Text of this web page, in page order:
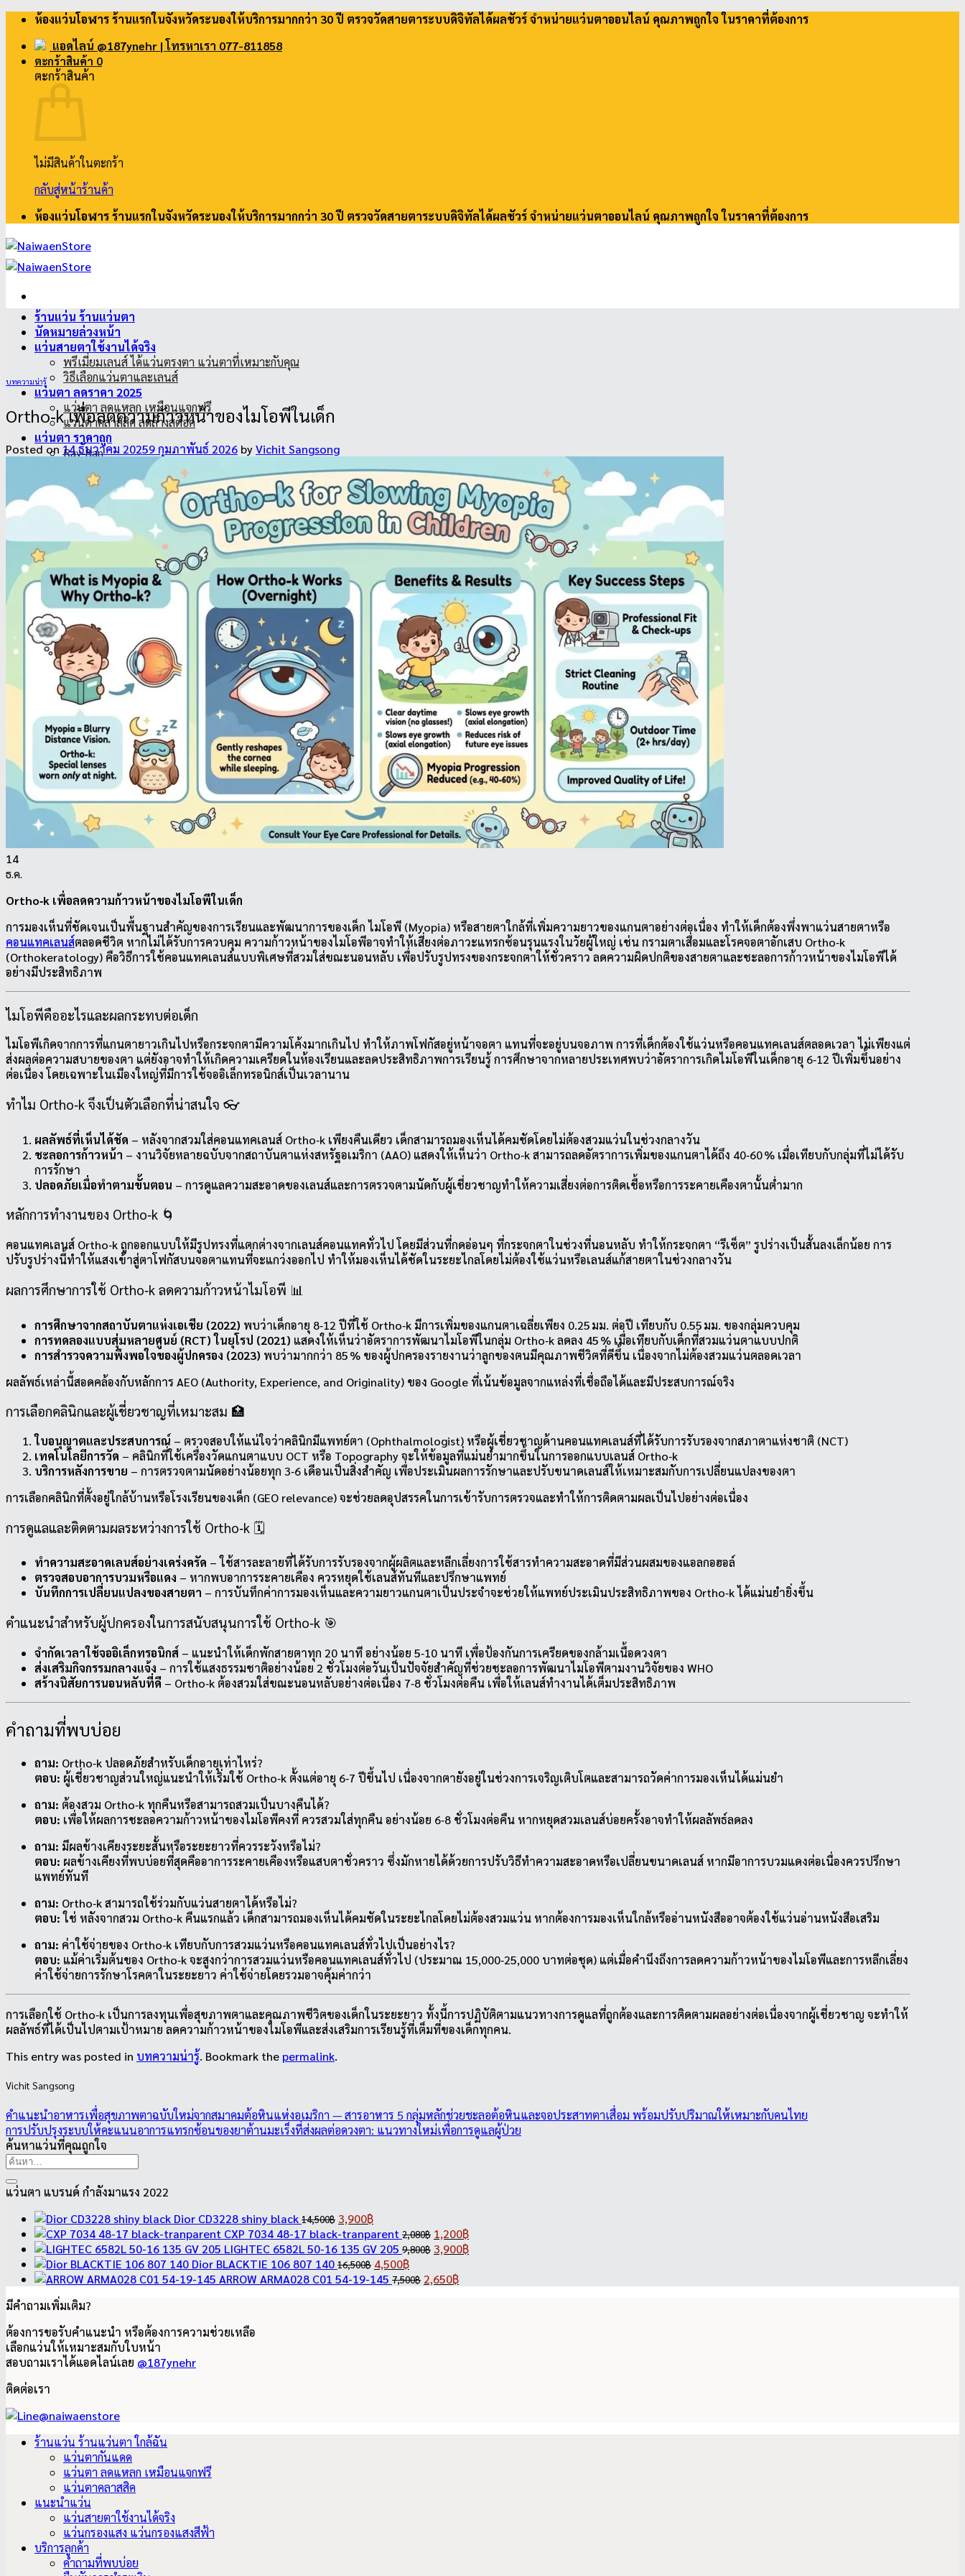
ข้าม
เนื้อหา
ห้องแว่นโอฬาร ร้านแรกในจังหวัดระนองให้บริการมากกว่า 30 ปี ตรวจวัดสายตาระบบดิจิทัลได้ผลชัวร์ จำหน่ายแว่นตาออนไลน์ คุณภาพถูกใจ ในราคาที่ต้องการ
แอดไลน์ @187ynehr | โทรหาเรา 077-811858
ตะกร้าสินค้า 0
ตะกร้าสินค้า
ไม่มีสินค้าในตะกร้า
กลับสู่หน้าร้านค้า
ห้องแว่นโอฬาร ร้านแรกในจังหวัดระนองให้บริการมากกว่า 30 ปี ตรวจวัดสายตาระบบดิจิทัลได้ผลชัวร์ จำหน่ายแว่นตาออนไลน์ คุณภาพถูกใจ ในราคาที่ต้องการ
ร้านแว่น ร้านแว่นตา
นัดหมายล่วงหน้า
แว่นสายตาใช้งานได้จริง
พรีเมี่ยมเลนส์ ได้แว่นตรงตา แว่นตาที่เหมาะกับคุณ
วิธีเลือกแว่นตาและเลนส์
แว่นตา ลดราคา 2025
แว่นตา ลดแหลก เหมือนแจกฟรี
แว่นตาคลาสสิค ลดล้างสต๊อค
แว่นตา ราคาถูก
Ray-Ban
Monalisa
Casanova
Dior
Oakley
Gucci
Versace
Kkeullie
Pual Hueman
HAMMER
Elizabeth-Arden
VANPAH
CX
5th STREET
IDOL
แจ้งการชำระเงิน
ติดต่อเรา
FACEBOOK
ค้นหา:
ค้นหา:
0
บทความน่ารู้
Ortho‑k เพื่อลดความก้าวหน้าของไมโอพีในเด็ก
Posted on14 ธันวาคม 20259 กุมภาพันธ์ 2026 byVichit Sangsong
14
ธ.ค.
Ortho‑k เพื่อลดความก้าวหน้าของไมโอพีในเด็ก
การมองเห็นที่ชัดเจนเป็นพื้นฐานสำคัญของการเรียนและพัฒนาการของเด็ก ไมโอพี (Myopia) หรือสายตาใกล้ที่เพิ่มความยาวของแกนตาอย่างต่อเนื่อง ทำให้เด็กต้องพึ่งพาแว่นสายตาหรือ
คอนแทคเลนส์ตลอดชีวิต หากไม่ได้รับการควบคุม ความก้าวหน้าของไมโอพีอาจทำให้เสี่ยงต่อภาวะแทรกซ้อนรุนแรงในวัยผู้ใหญ่ เช่น กรามตาเสื่อมและโรคจอตาอักเสบ Ortho‑k
(Orthokeratology) คือวิธีการใช้คอนแทคเลนส์แบบพิเศษที่สวมใส่ขณะนอนหลับ เพื่อปรับรูปทรงของกระจกตาให้ชั่วคราว ลดความผิดปกติของสายตาและชะลอการก้าวหน้าของไมโอพีได้
อย่างมีประสิทธิภาพ
ไมโอพีคืออะไรและผลกระทบต่อเด็ก
ไมโอพีเกิดจากการที่แกนตายาวเกินไปหรือกระจกตามีความโค้งมากเกินไป ทำให้ภาพโฟกัสอยู่หน้าจอตา แทนที่จะอยู่บนจอภาพ การที่เด็กต้องใช้แว่นหรือคอนแทคเลนส์ตลอดเวลา ไม่เพียงแต่
ส่งผลต่อความสบายของตา แต่ยังอาจทำให้เกิดความเครียดในห้องเรียนและลดประสิทธิภาพการเรียนรู้ การศึกษาจากหลายประเทศพบว่าอัตราการเกิดไมโอพีในเด็กอายุ 6‑12 ปีเพิ่มขึ้นอย่าง
ต่อเนื่อง โดยเฉพาะในเมืองใหญ่ที่มีการใช้จออิเล็กทรอนิกส์เป็นเวลานาน
ทำไม Ortho‑k จึงเป็นตัวเลือกที่น่าสนใจ 👓
ผลลัพธ์ที่เห็นได้ชัด – หลังจากสวมใส่คอนแทคเลนส์ Ortho‑k เพียงคืนเดียว เด็กสามารถมองเห็นได้คมชัดโดยไม่ต้องสวมแว่นในช่วงกลางวัน
ชะลอการก้าวหน้า – งานวิจัยหลายฉบับจากสถาบันตาแห่งสหรัฐอเมริกา (AAO) แสดงให้เห็นว่า Ortho‑k สามารถลดอัตราการเพิ่มของแกนตาได้ถึง 40‑60 % เมื่อเทียบกับกลุ่มที่ไม่ได้รับ
การรักษา
ปลอดภัยเมื่อทำตามขั้นตอน – การดูแลความสะอาดของเลนส์และการตรวจตามนัดกับผู้เชี่ยวชาญทำให้ความเสี่ยงต่อการติดเชื้อหรือการระคายเคืองตานั้นต่ำมาก
หลักการทำงานของ Ortho‑k 🌀
คอนแทคเลนส์ Ortho‑k ถูกออกแบบให้มีรูปทรงที่แตกต่างจากเลนส์คอนแทคทั่วไป โดยมีส่วนที่กดอ่อนๆ ที่กระจกตาในช่วงที่นอนหลับ ทำให้กระจกตา “รีเซ็ต” รูปร่างเป็นสั้นลงเล็กน้อย การ
ปรับรูปร่างนี้ทำให้แสงเข้าสู่ตาโฟกัสบนจอตาแทนที่จะแกว่งออกไป ทำให้มองเห็นได้ชัดในระยะไกลโดยไม่ต้องใช้แว่นหรือเลนส์แก้สายตาในช่วงกลางวัน
ผลการศึกษาการใช้ Ortho‑k ลดความก้าวหน้าไมโอพี 📊
การศึกษาจากสถาบันตาแห่งเอเชีย (2022) พบว่าเด็กอายุ 8‑12 ปีที่ใช้ Ortho‑k มีการเพิ่มของแกนตาเฉลี่ยเพียง 0.25 มม. ต่อปี เทียบกับ 0.55 มม. ของกลุ่มควบคุม
การทดลองแบบสุ่มหลายศูนย์ (RCT) ในยุโรป (2021) แสดงให้เห็นว่าอัตราการพัฒนาไมโอพีในกลุ่ม Ortho‑k ลดลง 45 % เมื่อเทียบกับเด็กที่สวมแว่นตาแบบปกติ
การสำรวจความพึงพอใจของผู้ปกครอง (2023) พบว่ามากกว่า 85 % ของผู้ปกครองรายงานว่าลูกของตนมีคุณภาพชีวิตที่ดีขึ้น เนื่องจากไม่ต้องสวมแว่นตลอดเวลา
ผลลัพธ์เหล่านี้สอดคล้องกับหลักการ AEO (Authority, Experience, and Originality) ของ Google ที่เน้นข้อมูลจากแหล่งที่เชื่อถือได้และมีประสบการณ์จริง
การเลือกคลินิกและผู้เชี่ยวชาญที่เหมาะสม 🏥
ใบอนุญาตและประสบการณ์ – ตรวจสอบให้แน่ใจว่าคลินิกมีแพทย์ตา (Ophthalmologist) หรือผู้เชี่ยวชาญด้านคอนแทคเลนส์ที่ได้รับการรับรองจากสภาตาแห่งชาติ (NCT)
เทคโนโลยีการวัด – คลินิกที่ใช้เครื่องวัดแกนตาแบบ OCT หรือ Topography จะให้ข้อมูลที่แม่นยำมากขึ้นในการออกแบบเลนส์ Ortho‑k
บริการหลังการขาย – การตรวจตามนัดอย่างน้อยทุก 3‑6 เดือนเป็นสิ่งสำคัญ เพื่อประเมินผลการรักษาและปรับขนาดเลนส์ให้เหมาะสมกับการเปลี่ยนแปลงของตา
การเลือกคลินิกที่ตั้งอยู่ใกล้บ้านหรือโรงเรียนของเด็ก (GEO relevance) จะช่วยลดอุปสรรคในการเข้ารับการตรวจและทำให้การติดตามผลเป็นไปอย่างต่อเนื่อง
การดูแลและติดตามผลระหว่างการใช้ Ortho‑k 🗓️
ทำความสะอาดเลนส์อย่างเคร่งครัด – ใช้สารละลายที่ได้รับการรับรองจากผู้ผลิตและหลีกเลี่ยงการใช้สารทำความสะอาดที่มีส่วนผสมของแอลกอฮอล์
ตรวจสอบอาการบวมหรือแดง – หากพบอาการระคายเคือง ควรหยุดใช้เลนส์ทันทีและปรึกษาแพทย์
บันทึกการเปลี่ยนแปลงของสายตา – การบันทึกค่าการมองเห็นและความยาวแกนตาเป็นประจำจะช่วยให้แพทย์ประเมินประสิทธิภาพของ Ortho‑k ได้แม่นยำยิ่งขึ้น
คำแนะนำสำหรับผู้ปกครองในการสนับสนุนการใช้ Ortho‑k 🎯
จำกัดเวลาใช้จออิเล็กทรอนิกส์ – แนะนำให้เด็กพักสายตาทุก 20 นาที อย่างน้อย 5‑10 นาที เพื่อป้องกันการเครียดของกล้ามเนื้อดวงตา
ส่งเสริมกิจกรรมกลางแจ้ง – การใช้แสงธรรมชาติอย่างน้อย 2 ชั่วโมงต่อวันเป็นปัจจัยสำคัญที่ช่วยชะลอการพัฒนาไมโอพีตามงานวิจัยของ WHO
สร้างนิสัยการนอนหลับที่ดี – Ortho‑k ต้องสวมใส่ขณะนอนหลับอย่างต่อเนื่อง 7‑8 ชั่วโมงต่อคืน เพื่อให้เลนส์ทำงานได้เต็มประสิทธิภาพ
คำถามที่พบบ่อย
ถาม: Ortho‑k ปลอดภัยสำหรับเด็กอายุเท่าไหร่?
ตอบ: ผู้เชี่ยวชาญส่วนใหญ่แนะนำให้เริ่มใช้ Ortho‑k ตั้งแต่อายุ 6‑7 ปีขึ้นไป เนื่องจากตายังอยู่ในช่วงการเจริญเติบโตและสามารถวัดค่าการมองเห็นได้แม่นยำ
ถาม: ต้องสวม Ortho‑k ทุกคืนหรือสามารถสวมเป็นบางคืนได้?
ตอบ: เพื่อให้ผลการชะลอความก้าวหน้าของไมโอพีคงที่ ควรสวมใส่ทุกคืน อย่างน้อย 6‑8 ชั่วโมงต่อคืน หากหยุดสวมเลนส์บ่อยครั้งอาจทำให้ผลลัพธ์ลดลง
ถาม: มีผลข้างเคียงระยะสั้นหรือระยะยาวที่ควรระวังหรือไม่?
ตอบ: ผลข้างเคียงที่พบบ่อยที่สุดคืออาการระคายเคืองหรือแสบตาชั่วคราว ซึ่งมักหายได้ด้วยการปรับวิธีทำความสะอาดหรือเปลี่ยนขนาดเลนส์ หากมีอาการบวมแดงต่อเนื่องควรปรึกษา
แพทย์ทันที
ถาม: Ortho‑k สามารถใช้ร่วมกับแว่นสายตาได้หรือไม่?
ตอบ:ใช่ หลังจากสวม Ortho‑k คืนแรกแล้ว เด็กสามารถมองเห็นได้คมชัดในระยะไกลโดยไม่ต้องสวมแว่น หากต้องการมองเห็นใกล้หรืออ่านหนังสืออาจต้องใช้แว่นอ่านหนังสือเสริม
ถาม: ค่าใช้จ่ายของ Ortho‑k เทียบกับการสวมแว่นหรือคอนแทคเลนส์ทั่วไปเป็นอย่างไร?
ตอบ: แม้ค่าเริ่มต้นของ Ortho‑k จะสูงกว่าการสวมแว่นหรือคอนแทคเลนส์ทั่วไป (ประมาณ 15,000‑25,000 บาทต่อชุด) แต่เมื่อคำนึงถึงการลดความก้าวหน้าของไมโอพีและการหลีกเลี่ยง
ค่าใช้จ่ายการรักษาโรคตาในระยะยาว ค่าใช้จ่ายโดยรวมอาจคุ้มค่ากว่า
การเลือกใช้ Ortho‑k เป็นการลงทุนเพื่อสุขภาพตาและคุณภาพชีวิตของเด็กในระยะยาว ทั้งนี้การปฏิบัติตามแนวทางการดูแลที่ถูกต้องและการติดตามผลอย่างต่อเนื่องจากผู้เชี่ยวชาญ จะทำให้
ผลลัพธ์ที่ได้เป็นไปตามเป้าหมาย ลดความก้าวหน้าของไมโอพีและส่งเสริมการเรียนรู้ที่เต็มที่ของเด็กทุกคน.
This entry was posted in บทความน่ารู้. Bookmark the permalink.
Vichit Sangsong
คำแนะนำอาหารเพื่อสุขภาพตาฉบับใหม่จากสมาคมต้อหินแห่งอเมริกา — สารอาหาร 5 กลุ่มหลักช่วยชะลอต้อหินและจอประสาทตาเสื่อม พร้อมปรับปริมาณให้เหมาะกับคนไทย
การปรับปรุงระบบให้คะแนนอาการแทรกซ้อนของยาต้านมะเร็งที่ส่งผลต่อดวงตา: แนวทางใหม่เพื่อการดูแลผู้ป่วย
ค้นหาแว่นที่คุณถูกใจ
ค้นหา:
แว่นตา แบรนด์ กำลังมาแรง 2022
Dior CD3228 shiny black 14,500฿ Original
price
was:
14,500฿.
3,900฿Current
price
is:
3,900฿.
CXP 7034 48-17 black-tranparent 2,080฿ Original
price
2,080฿.
1,200฿Current
price
LIGHTEC 6582L 50-16 135 GV 205 9,800฿ Original
was:
3,900฿Current
Dior BLACKTIE 106 807 140 16,500฿ Original
price
4,500฿Current
price
ARROW ARMA028 C01 54-19-145 7,500฿ Original
2,650฿Current
มีคำถามเพิ่มเติม?
ต้องการขอรับคำแนะนำ หรือต้องการความช่วยเหลือ
เลือกแว่นให้เหมาะสมกับใบหน้า
สอบถามเราได้แอดไลน์เลย @187ynehr
ติดต่อเรา
ร้านแว่น ร้านแว่นตา ใกล้ฉัน
แว่นตากันแดด
แว่นตา ลดแหลก เหมือนแจกฟรี
แว่นตาคลาสสิค
แนะนำแว่น
แว่นสายตาใช้งานได้จริง
แว่นกรองแสง แว่นกรองแสงสีฟ้า
บริการลูกค้า
คำถามที่พบบ่อย